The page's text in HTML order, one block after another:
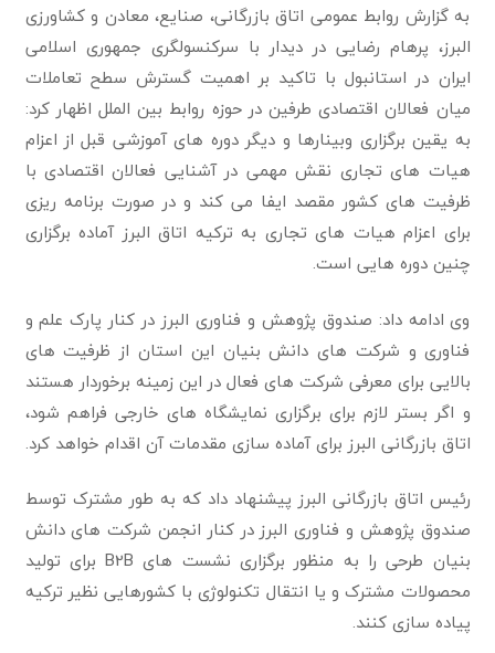
به گزارش روابط عمومی اتاق بازرگانی، صنایع، معادن و کشاورزی
البرز، پرهام رضایی در دیدار با سرکنسولگری جمهوری اسلامی
ایران در استانبول با تاکید بر اهمیت گسترش سطح تعاملات
میان فعالان اقتصادی طرفین در حوزه روابط بین الملل اظهار کرد:
به یقین برگزاری وبینارها و دیگر دوره های آموزشی قبل از اعزام
هیات های تجاری نقش مهمی در آشنایی فعالان اقتصادی با
ظرفیت های کشور مقصد ایفا می کند و در صورت برنامه ریزی
برای اعزام هیات های تجاری به ترکیه اتاق البرز آماده برگزاری
چنین دوره هایی است.
وی ادامه داد: صندوق پژوهش و فناوری البرز در کنار پارک علم و
فناوری و شرکت های دانش بنیان این استان از ظرفیت های
بالایی برای معرفی شرکت های فعال در این زمینه برخوردار هستند
و اگر بستر لازم برای برگزاری نمایشگاه های خارجی فراهم شود،
اتاق بازرگانی البرز برای آماده سازی مقدمات آن اقدام خواهد کرد.
رئیس اتاق بازرگانی البرز پیشنهاد داد که به طور مشترک توسط
صندوق پژوهش و فناوری البرز در کنار انجمن شرکت های دانش
بنیان طرحی را به منظور برگزاری نشست های B2B برای تولید
محصولات مشترک و یا انتقال تکنولوژی با کشورهایی نظیر ترکیه
پیاده سازی کنند.